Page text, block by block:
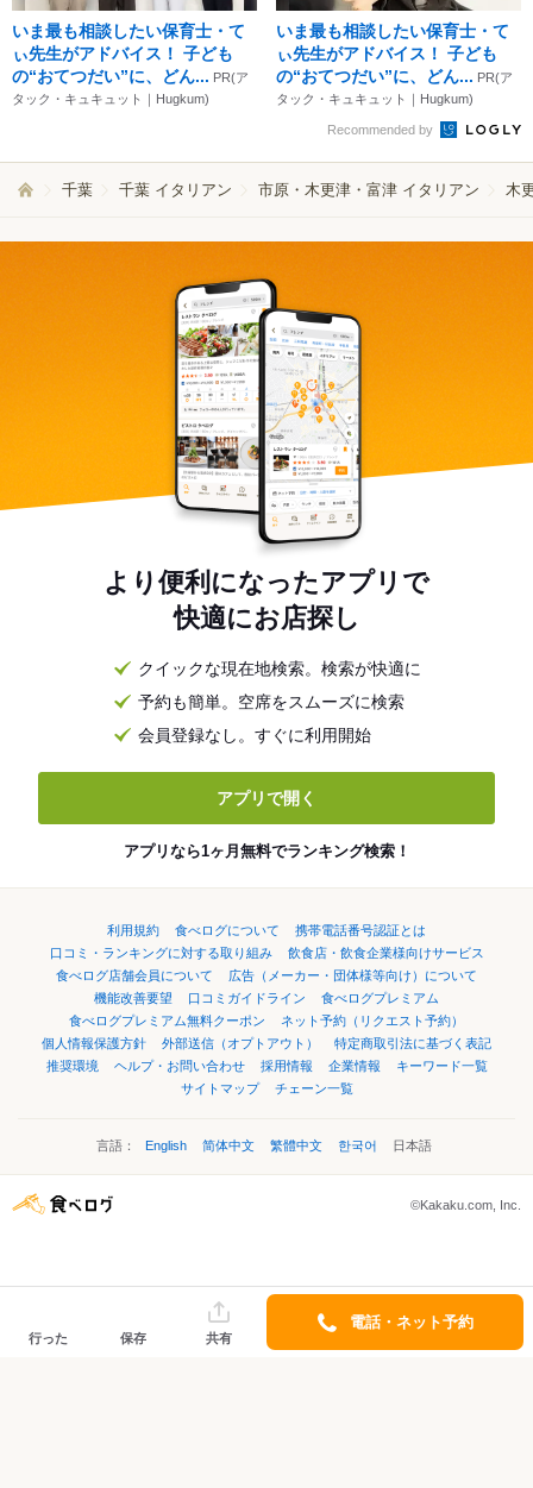
いま最も相談したい保育士・て
ぃ先生がアドバイス！ 子ども
の“おてつだい”に、どん... PR(ア
タック・キュキュット｜Hugkum)
いま最も相談したい保育士・て
ぃ先生がアドバイス！ 子ども
の“おてつだい”に、どん... PR(ア
タック・キュキュット｜Hugkum)
Recommended by
千葉 千葉 イタリアン 市原・木更津・富津 イタリアン 木
より便利になったアプリで
快適にお店探し
クイックな現在地検索。検索が快適に
予約も簡単。空席をスムーズに検索
会員登録なし。すぐに利用開始
アプリで開く
アプリなら1ヶ月無料でランキング検索！
利用規約 食べログについて
携帯電話番号認証とは
口コミ・ランキングに対する取り組み
飲食店・飲食企業様向けサービス
食べログ店舗会員について
広告（メーカー・団体様等向け）について
機能改善要望
口コミガイドライン
食べログプレミアム
食べログプレミアム無料クーポン
ネット予約（リクエスト予約）
個人情報保護方針
外部送信（オプトアウト）
特定商取引法に基づく表記
推奨環境
ヘルプ・お問い合わせ 採用情報 企業情報
キーワード一覧
サイトマップ
チェーン一覧
言語： English 简体中文 繁體中文 한국어 日本語
©Kakaku.com, Inc.
行った 保存 共有
電話・ネット予約